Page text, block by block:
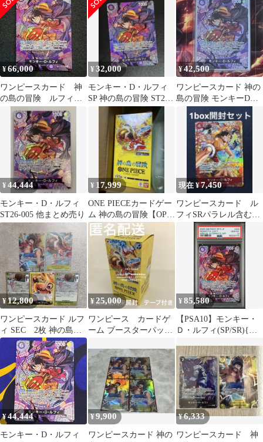
¥66,000
ワンピースカード 神
の島の冒険 ルフィ
SP ST26-005 極美品
¥32,000
モンキー・D・ルフィ
SP 神の島の冒険 ST26-
¥42,500
ワンピースカード 神の
島の冒険 モンキーDル
フィ SP ST26-005
¥44,444
モンキー・D・ルフィ
ST26-005 他まとめ売り
¥ 17,999
ONE PIECEカードゲー
ム 神の島の冒険【OP-
15】
現在 ¥7,450
ワンピースカード ル
フィSRパラレル含む
1box開封セット
¥12,800
ワンピースカード ルフ
ィ SEC 2枚 神の島の
冒険
¥25,000
ワンピース カードゲ
ーム ブースターパック
（BOX） テープ付き
¥85,580
【PSA10】モンキー・
Ｄ・ルフィ(SP/SR){紫}
15】ブースターパック
神の島の冒険
¥44,444
モンキー・D・ルフィ
¥9,900
ワンピースカード 神の
¥6,333
ワンピースカード 神